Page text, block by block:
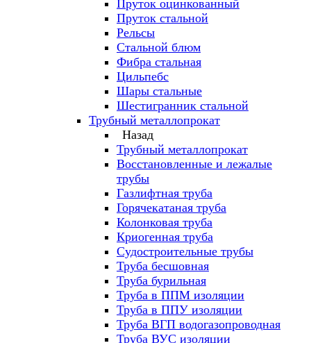
Пруток оцинкованный
Пруток стальной
Рельсы
Стальной блюм
Фибра стальная
Цильпебс
Шары стальные
Шестигранник стальной
Трубный металлопрокат
Назад
Трубный металлопрокат
Восстановленные и лежалые
трубы
Газлифтная труба
Горячекатаная труба
Колонковая труба
Криогенная труба
Судостроительные трубы
Труба бесшовная
Труба бурильная
Труба в ППМ изоляции
Труба в ППУ изоляции
Труба ВГП водогазопроводная
Труба ВУС изоляции